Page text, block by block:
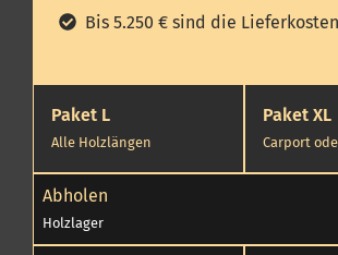
Bis 5.250 € sind die
Paket L
Alle Holzlängen
Paket XL
Carport
Abholen
Holzlager